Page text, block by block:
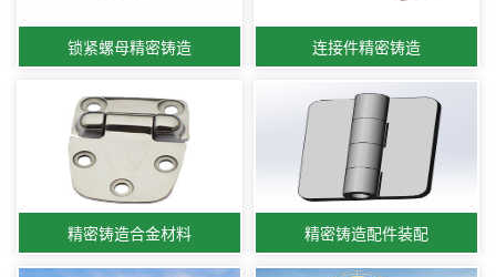
锁紧螺母精密铸造 连接件精密铸造
精密铸造合金材料 精密铸造配件装配